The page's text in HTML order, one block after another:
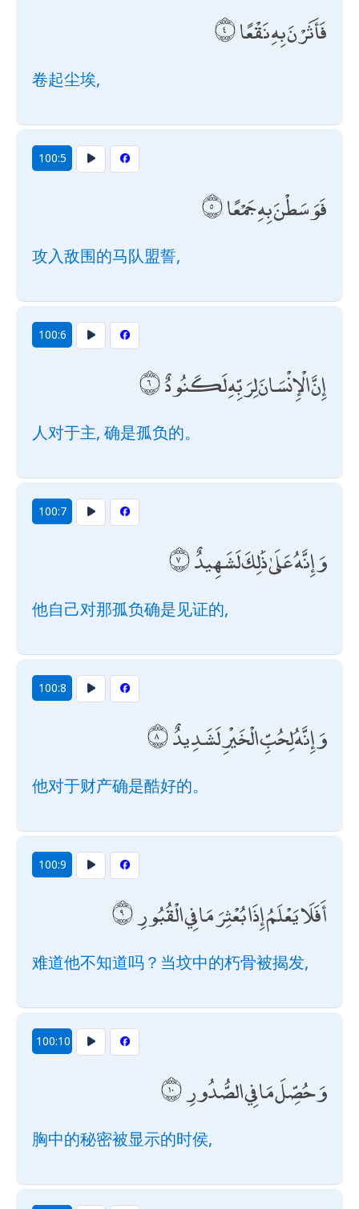
فَأَثَرْنَ بِهِ نَقْعًا
卷起尘埃,
100:5
فَوَسَطْنَ بِهِ جَمْعًا
攻入敌围的马队盟誓,
100:6
إِنَّ الْإِنْسَانَ لِرَبِّهِ لَكَنُودٌ
人对于主, 确是孤负的。
100:7
وَإِنَّهُ عَلَىٰ ذَٰلِكَ لَشَهِيدٌ
他自己对那孤负确是见证的,
100:8
وَإِنَّهُ لِحُبِّ الْخَيْرِ لَشَدِيدٌ
他对于财产确是酷好的。
100:9
أَفَلَا يَعْلَمُ إِذَا بُعْثِرَ مَا فِي الْقُبُورِ
难道他不知道吗？当坟中的朽骨被揭发,
100:10
وَحُصِّلَ مَا فِي الصُّدُورِ
胸中的秘密被显示的时侯,